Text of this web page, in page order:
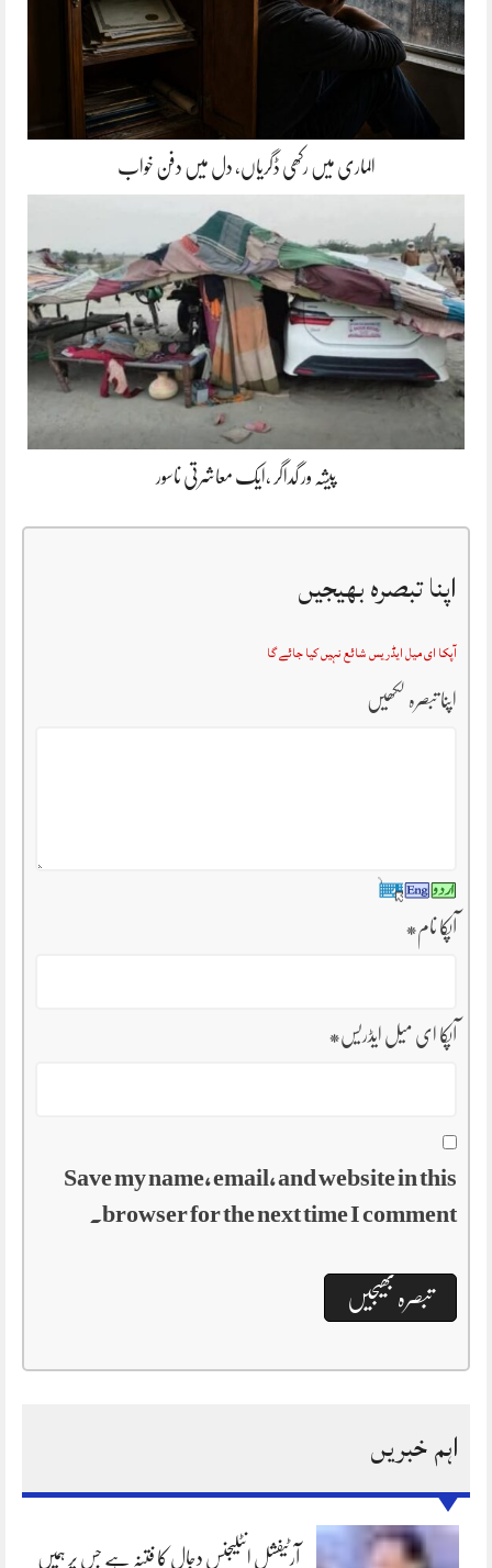
الماری میں رکھی ڈگریاں، دل میں دفن خواب
پیشہ ور گداگر ،ایک معاشرتی ناسور
اپنا تبصرہ بھیجیں
آپکا ای میل ایڈریس شائع نہیں کیا جائے گا
اپنا تبصرہ لکھیں
آپکا نام*
آپکا ای میل ایڈریس*
Save my name, email, and website in this
browser for the next time I comment.
اہم خبریں
آرٹیفشل انٹلیجنس دجال کا فتنہ ہے جس پر ہمیں